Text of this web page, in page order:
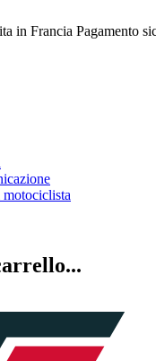
in Francia Pagamento
motociclista